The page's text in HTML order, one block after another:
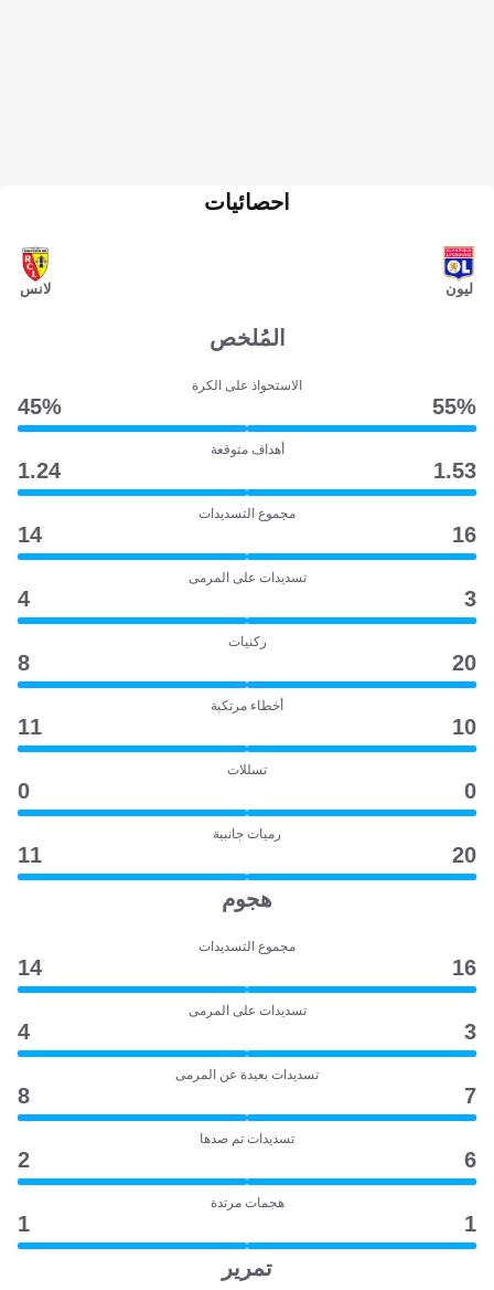
ليون
احصائيات
لانس
المُلخص
الاستحواذ على الكرة
55‎%‎
45‎%‎
أهداف متوقعة
1.53
1.24
مجموع التسديدات
16
14
تسديدات على المرمى
3
4
ركنيات
20
8
أخطاء مرتكبة
10
11
تسللات
0
0
رميات جانبية
20
11
هجوم
مجموع التسديدات
16
14
تسديدات على المرمى
3
4
تسديدات بعيدة عن المرمى
7
8
تسديدات تم صدها
6
2
هجمات مرتدة
1
1
تمرير